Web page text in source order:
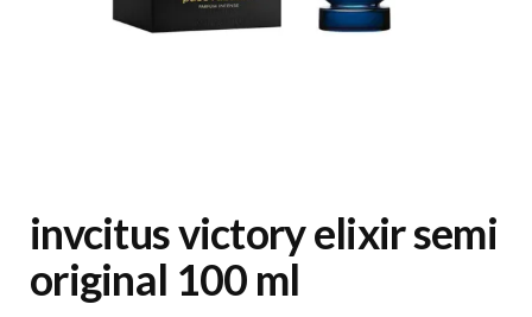
invcitus victory elixir semi
original 100 ml